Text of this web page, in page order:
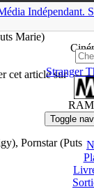
Indépendant.
Ciné
Stranger
Toggle
Marie)
cet article sur
Pornstar (Puts